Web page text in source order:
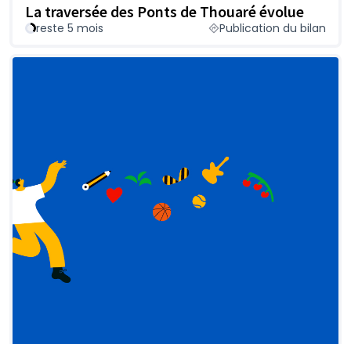
La traversée des Ponts de Thouaré évolue
reste 5 mois Publication du bilan